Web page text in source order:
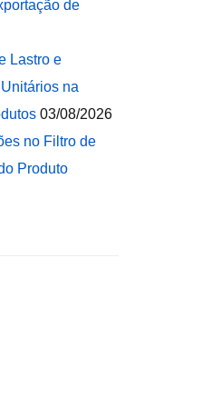
de
Lastro e
na
03/08/2026
no Filtro de
Produto